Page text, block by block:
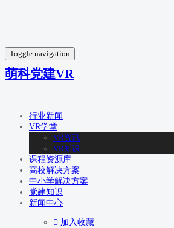
Toggle navigation
萌科党建VR
行业新闻
VR学堂
VR资讯
VR知识
课程资源库
高校解决方案
中小学解决方案
党建知识
新闻中心
加入收藏